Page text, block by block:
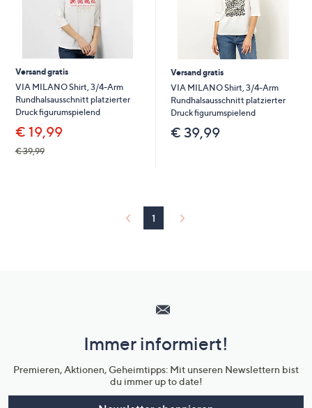
Versand gratis
VIA MILANO Shirt, 3/4-Arm
Rundhalsausschnitt platzierter
Druck figurumspielend
€ 19,99
€ 39,99
Versand gratis
VIA MILANO Shirt, 3/4-Arm
Rundhalsausschnitt platzierter
Druck figurumspielend
€ 39,99
1
Unternehmensinformationen
Immer informiert!
Premieren, Aktionen, Geheimtipps: Mit unseren Newslettern bist
du immer up to date!